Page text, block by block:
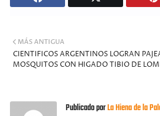
MÁS ANTIGUA
CIENTIFICOS ARGENTINOS LOGRAN
MOSQUITOS CON HIGADO TIBIO DE
Publicado porLa Hiena de la